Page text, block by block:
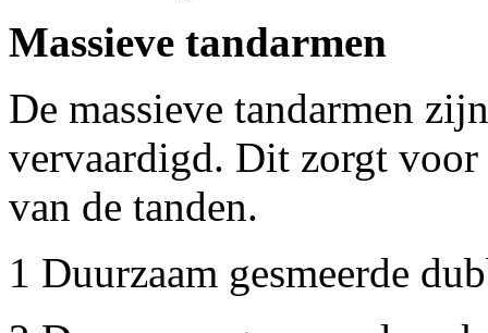
Massieve tandarmen
De massieve tandarmen
vervaardigd. Dit zorgt voor
van de tanden.
1 Duurzaam gesmeerde